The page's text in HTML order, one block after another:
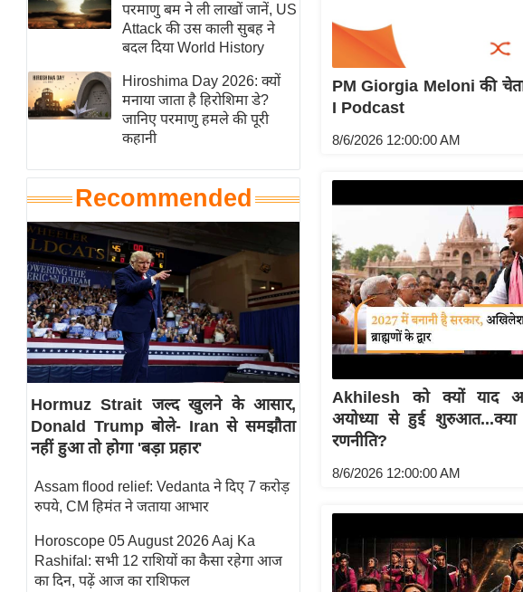
हॉलीवुड
फिल्म समीक्षा
News
लाइफस्टाइल
टेक्नॉलॉजी
ब्यूटी/फैशन
घरेलू नुस्खे
पर्यटन स्थल
फिटनेस मंत्रा
रिलेशनशिप
राजनीति
विश्लेषण
समसामयिक
मातृभूमि
स्तंभ
एम.
आर.
आई.
समीक्षा
धर्म
परमाणु बम ने ली लाखों जानें, US
Attack की उस काली सुबह ने
बदल दिया World History
Hiroshima Day 2026: क्यों
मनाया जाता है हिरोशिमा डे?
जानिए परमाणु हमले की पूरी
कहानी
Recommended
Hormuz Strait जल्द खुलने के आसार,
Donald Trump बोले- Iran से समझौता
नहीं हुआ तो होगा 'बड़ा प्रहार'
Assam flood relief: Vedanta ने दिए 7 करोड़
रुपये, CM हिमंत ने जताया आभार
Horoscope 05 August 2026 Aaj Ka
Rashifal: सभी 12 राशियों का कैसा रहेगा आज
का दिन, पढ़ें आज का राशिफल
PM Giorgia Meloni की
I Podcast
8/6/2026 12:00:00 AM
Akhilesh को क्यों याद
अयोध्या से हुई
रणनीति?
8/6/2026 12:00:00 AM